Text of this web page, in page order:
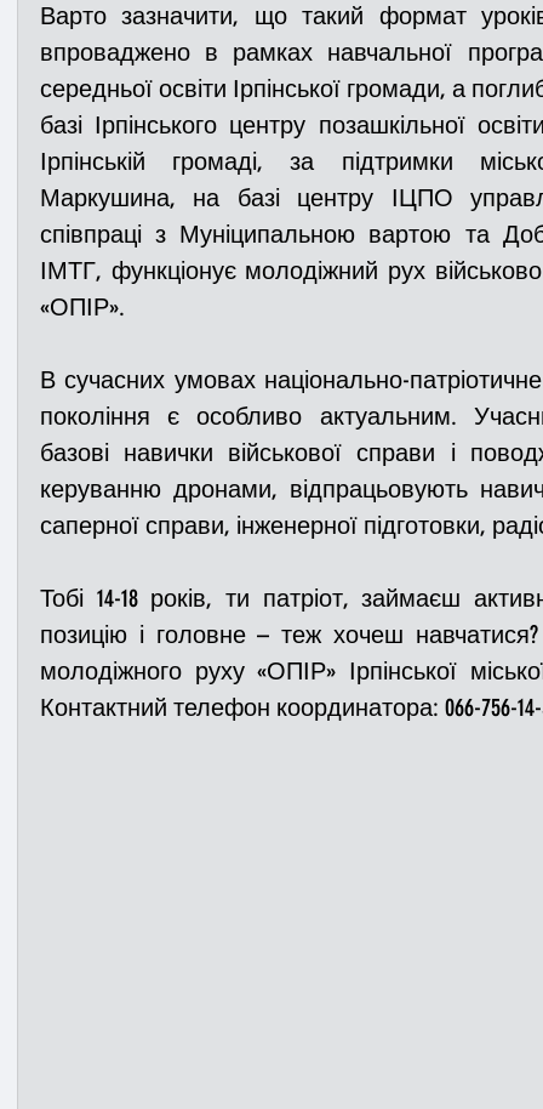
Варто зазначити, що такий формат
впроваджено в рамках навчальної
середньої освіти Ірпінської громади, а
базі Ірпінського центру позашкільної
Ірпінській громаді, за підтримки
Маркушина, на базі центру ІЦПО
співпраці з Муніципальною вартою та
ІМТГ, функціонує молодіжний рух
«ОПІР».
В сучасних умовах національно-
покоління є особливо актуальним.
базові навички військової справи і
керуванню дронами, відпрацьовують
саперної справи, інженерної підготовки,
Тобі 14-18 років, ти патріот, займаєш
позицію і головне – теж хочеш
молодіжного руху «ОПІР» Ірпінської
Контактний телефон координатора: 066-756-14-